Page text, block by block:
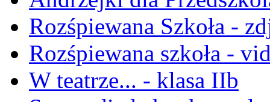
Rozśpiewana Szkoła -
Rozśpiewana szkoła -
W teatrze... - klasa IIb